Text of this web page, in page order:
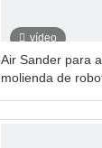
vídeo
Air Sander para
molienda de